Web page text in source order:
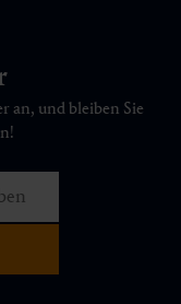
an, und bleiben Sie